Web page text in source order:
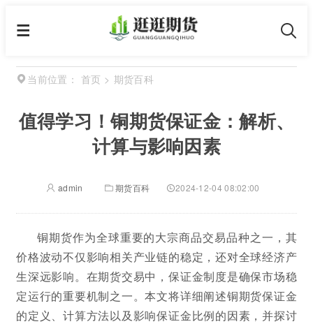
当前位置： 首页 > 期货百科
值得学习！铜期货保证金：解析、
计算与影响因素
admin 期货百科 2024-12-04 08:02:00
铜期货作为全球重要的大宗商品交易品种之一，其
价格波动不仅影响相关产业链的稳定，还对全球经济产
生深远影响。在期货交易中，保证金制度是确保市场稳
定运行的重要机制之一。本文将详细阐述铜期货保证金
的定义、计算方法以及影响保证金比例的因素，并探讨